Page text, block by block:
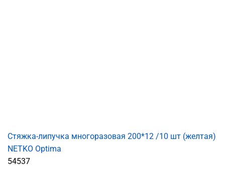
Стяжка-липучка многоразовая 200*12 /10 шт (желтая)
NETKO Optima
54537